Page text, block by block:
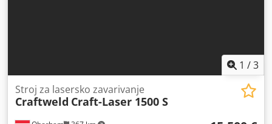
1 /3
Stroj za lasersko zavarivanje
Craftweld Craft-Laser 1500 S